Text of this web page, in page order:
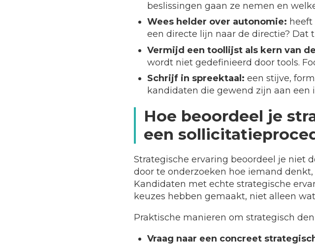
beslissingen gaan ze nemen en
Wees helder over autonomie:
een directe lijn naar de directie? Dat
Vermijd een toollijst als kern van
wordt niet gedefinieerd door tools.
Schrijf in spreektaal: een stijve,
kandidaten die gewend zijn aan
Hoe beoordeel je
een
Strategische ervaring beoordeel je niet
door te onderzoeken hoe iemand
Kandidaten met echte strategische
keuzes hebben gemaakt, niet alleen
Praktische manieren om strategisch
Vraag naar een concreet